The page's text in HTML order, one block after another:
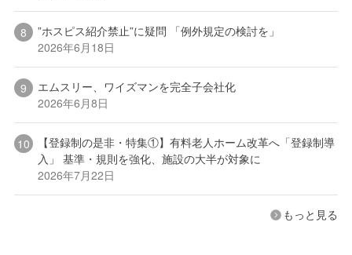
”ホスピス紹介禁止”に疑問 「例外規定の検討を」
2026年6月18日
エムスリー、ワイズマンを完全子会社化
2026年6月8日
【登録制の是非・特集①】有料老人ホーム改革へ「登録制導
入」 基準・規則を強化、施設の大半が対象に
2026年7月22日
もっと見る